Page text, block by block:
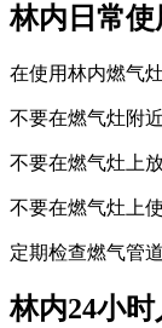
林内日常
在使用林内燃气
不要在燃气灶附
不要在燃气灶上
不要在燃气灶上
定期检查燃气管道
林内24小时